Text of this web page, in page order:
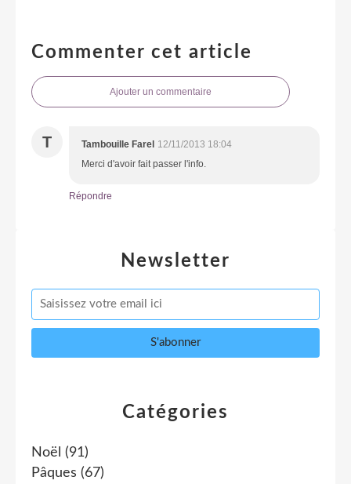
Commenter cet article
Ajouter un commentaire
T Tambouille Farel 12/11/2013 18:04
Merci d'avoir fait passer l'info.
Répondre
Newsletter
Catégories
Noël (91)
Pâques (67)